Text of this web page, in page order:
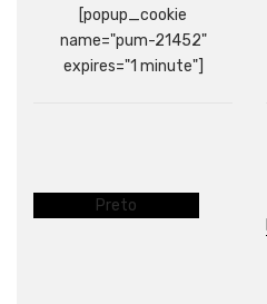
[popup_cookie
name="pum-21452"
expires="1 minute"]
Preto